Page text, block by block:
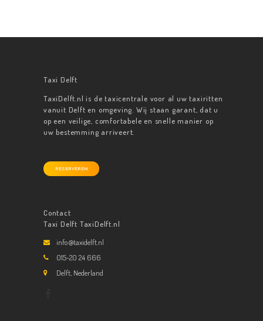
Taxi Delft
TaxiDelft.nl is de taxicentrale voor al uw taxiritten
vanuit Delft en omgeving. Wij staan garant, dat u
op een veilige, comfortabele en snelle manier op
uw bestemming arriveert.
RESERVEREN
Contact
Taxi Delft TaxiDelft.nl
info@taxidelft.nl
015-20 24 666
Delft, Nederland